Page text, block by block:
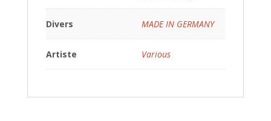
Divers MADE IN GERMANY
Artiste Various